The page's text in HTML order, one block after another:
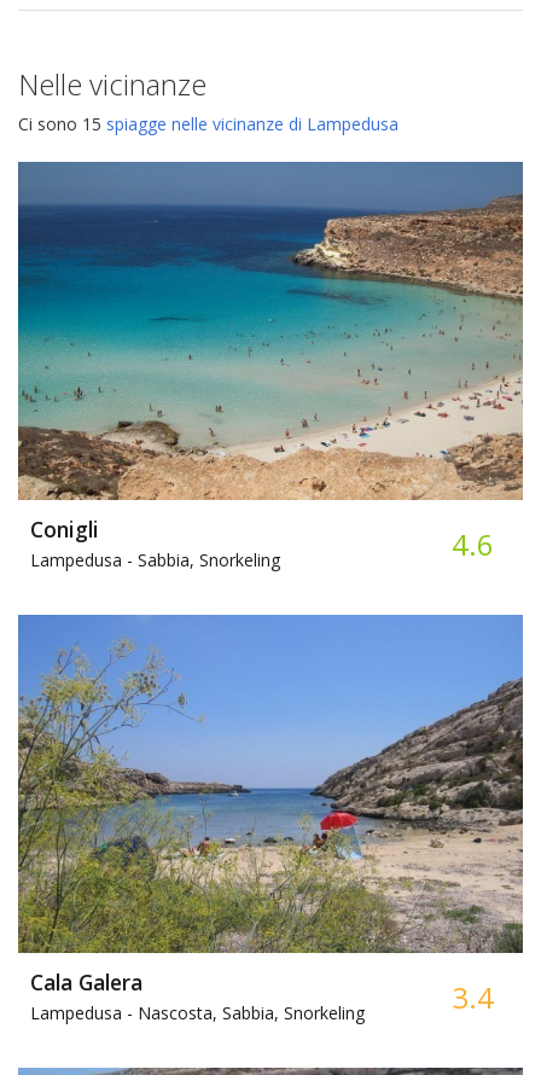
Nelle vicinanze
Ci sono 15 spiagge nelle vicinanze di Lampedusa
Conigli
Lampedusa - Sabbia, Snorkeling 4.6
Cala Galera
Lampedusa - Nascosta, Sabbia, Snorkeling 3.4